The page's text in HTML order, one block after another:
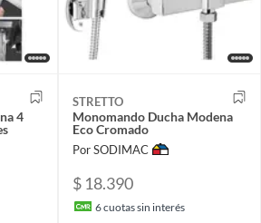
4
STRETTO
Monomando Ducha Modena
Eco Cromado
Por SODIMAC
$ 18.390
6cuotas sin interés